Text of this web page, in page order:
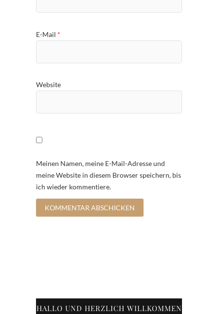
E-Mail *
Website
Meinen Namen, meine E-Mail-Adresse und
meine Website in diesem Browser speichern, bis
ich wieder kommentiere.
HALLO UND HERZLICH WILLKOMMEN